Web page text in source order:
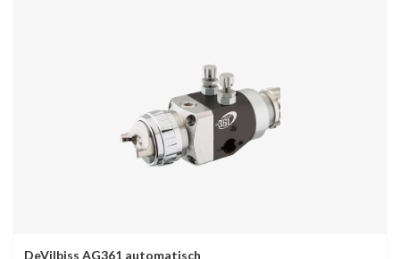
DeVilbiss AG361 automatisch